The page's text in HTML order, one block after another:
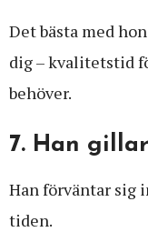
Det bästa med
dig – kvalitetstid
behöver.
7. Han
Han förväntar sig
tiden.